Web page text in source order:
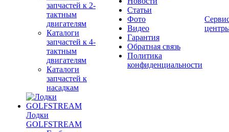
запчастей к 2-
тактным
двигателям
Каталоги
запчастей к 4-
тактным
двигателям
Каталоги
запчастей к
насадкам
Лодки
GOLFSTREAM
Статьи
Фото
Видео
Гарантия
Обратная связь
Политика
конфиденциальности